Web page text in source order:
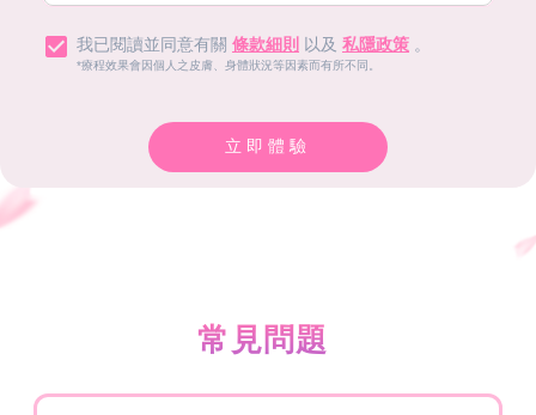
我已閱讀並同意有關 條款細則 以及 私隱政策 。
*療程效果會因個人之皮膚、身體狀況等因素而有所不同。
立即體驗
常見問題